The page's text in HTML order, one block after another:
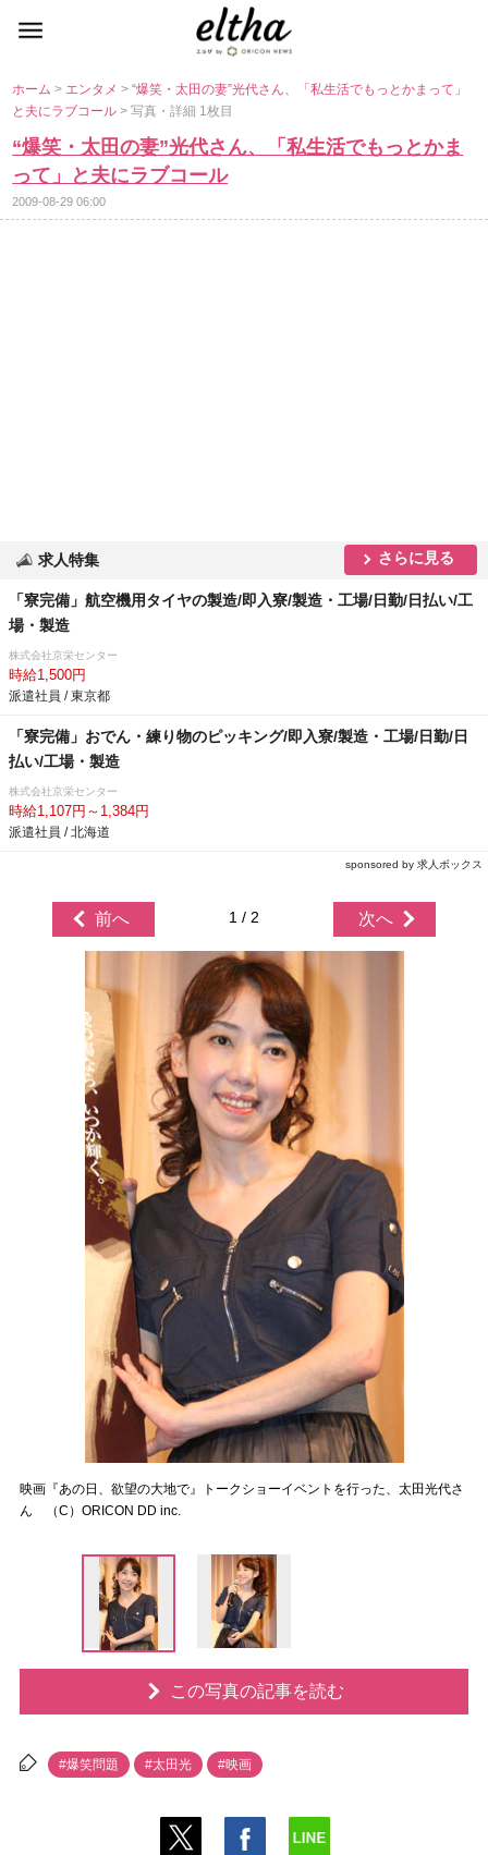
ホーム> エンタメ>“爆笑・太田の妻”光代さん、「私生活でもっとかまって」
と夫にラブコール> 写真・詳細 1枚目
“爆笑・太田の妻”光代さん、「私生活でもっとかま
って」と夫にラブコール
2009-08-29 06:00
求人特集 さらに見る
「寮完備」航空機用タイヤの製造/即入寮/製造・工場/日勤/日払い/工
場・製造
株式会社京栄センター
時給1,500円
派遣社員 / 東京都
「寮完備」おでん・練り物のピッキング/即入寮/製造・工場/日勤/日
払い/工場・製造
株式会社京栄センター
時給1,107円～1,384円
派遣社員 / 北海道
sponsored by 求人ボックス
前へ 1 / 2 次へ
映画『あの日、欲望の大地で』トークショーイベントを行った、太田光代さ
ん （C）ORICON DD inc.
この写真の記事を読む
#爆笑問題 #太田光 #映画